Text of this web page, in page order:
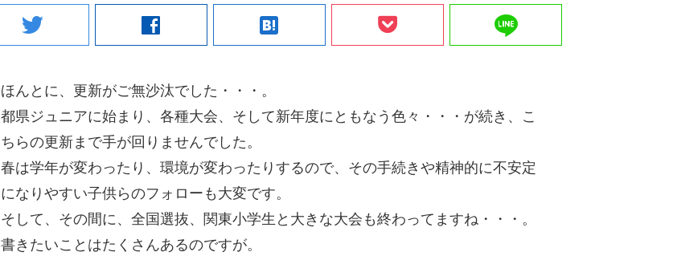
twitter facebook hatenabookmark line
ほんとに、更新がご無沙汰でした・・・。
都県ジュニアに始まり、各種大会、そして新年度にともなう色々・・・が続き、こ
ちらの更新まで手が回りませんでした。
春は学年が変わったり、環境が変わったりするので、その手続きや精神的に不安定
になりやすい子供らのフォローも大変です。
そして、その間に、全国選抜、関東小学生と大きな大会も終わってますね・・・。
書きたいことはたくさんあるのですが。